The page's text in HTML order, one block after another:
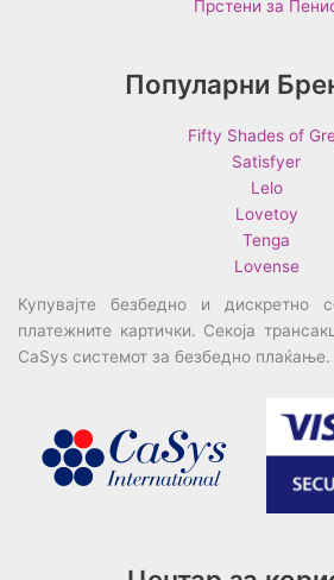
Прстени за
Популарни
Fifty Shades of
Satisfyer
Lelo
Lovetoy
Tenga
Lovense
Купувајте безбедно и дискретно
платежните картички. Секоја
CaSys системот за безбедно плаќање.